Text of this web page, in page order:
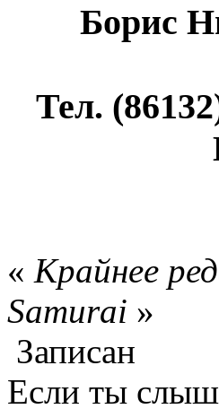
Борис
Тел.
« Крайнее
Samurai »
Записан
Если ты